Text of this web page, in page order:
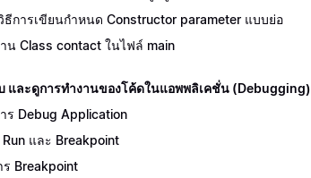
ธีการเขียนกำหนด Constructor parameter แบบย่อ
าน Class contact ในไฟล์ main
และดูการทำงานของโค้ดในแอพพลิเคชั่น (Debugging)
ร Debug Application
และ Breakpoint
ร Breakpoint